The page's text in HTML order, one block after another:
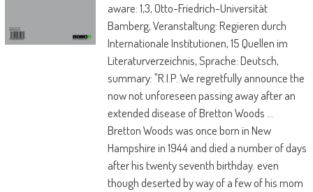
aware: 1,3, Otto-Friedrich-Universität
Bamberg, Veranstaltung: Regieren durch
Internationale Institutionen, 15 Quellen im
Literaturverzeichnis, Sprache: Deutsch,
summary: "R.I.P. We regretfully announce the
now not unforeseen passing away after an
extended disease of Bretton Woods …
Bretton Woods was once born in New
Hampshire in 1944 and died a number of days
after his twenty seventh birthday. even
though deserted by way of a few of his mom